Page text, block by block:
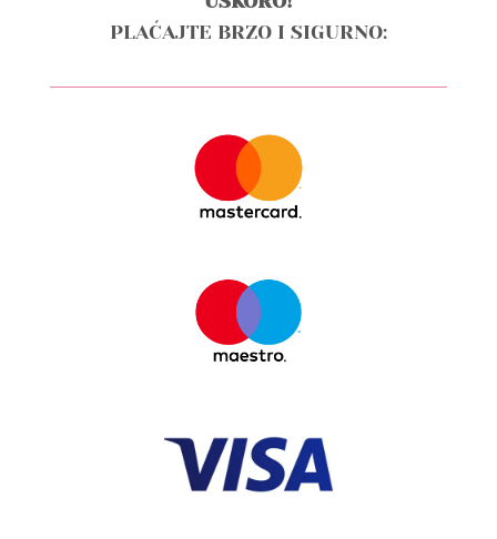
PLAĆAJTE BRZO I SIGURNO: